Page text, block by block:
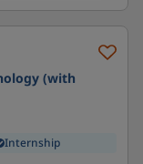
(with
Internship